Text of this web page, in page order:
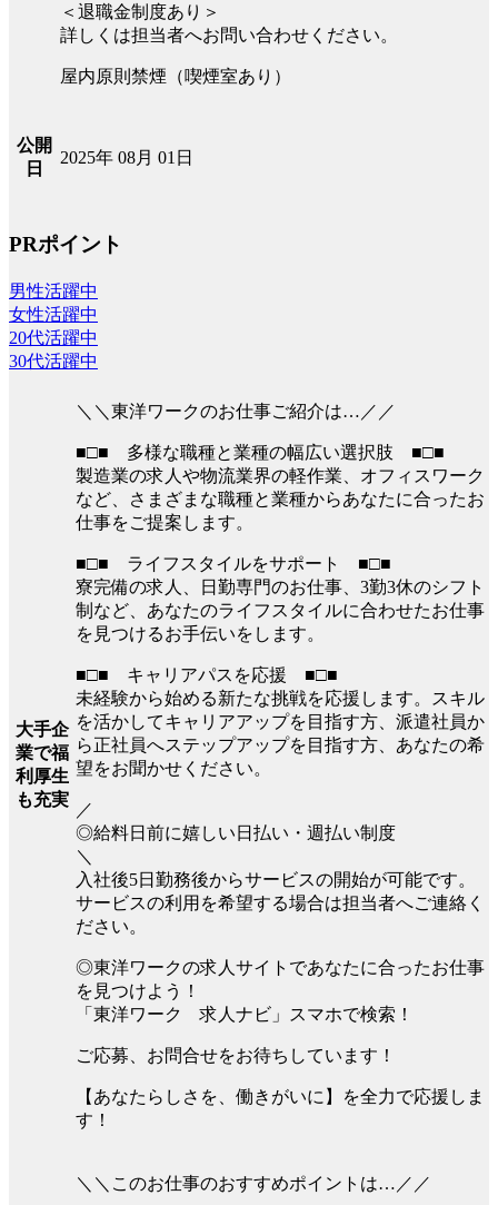
＜退職金制度あり＞
詳しくは担当者へお問い合わせください。
屋内原則禁煙（喫煙室あり）
公開
日
2025年 08月 01日
PRポイント
男性活躍中
女性活躍中
20代活躍中
30代活躍中
大手企
業で福
利厚生
も充実
＼＼東洋ワークのお仕事ご紹介は…／／
■□■ 多様な職種と業種の幅広い選択肢 ■□■
製造業の求人や物流業界の軽作業、オフィスワーク
など、さまざまな職種と業種からあなたに合ったお
仕事をご提案します。
■□■ ライフスタイルをサポート ■□■
寮完備の求人、日勤専門のお仕事、3勤3休のシフト
制など、あなたのライフスタイルに合わせたお仕事
を見つけるお手伝いをします。
■□■ キャリアパスを応援 ■□■
未経験から始める新たな挑戦を応援します。スキル
を活かしてキャリアアップを目指す方、派遣社員か
ら正社員へステップアップを目指す方、あなたの希
望をお聞かせください。
／
◎給料日前に嬉しい日払い・週払い制度
＼
入社後5日勤務後からサービスの開始が可能です。
サービスの利用を希望する場合は担当者へご連絡く
ださい。
◎東洋ワークの求人サイトであなたに合ったお仕事
を見つけよう！
「東洋ワーク 求人ナビ」スマホで検索！
ご応募、お問合せをお待ちしています！
【あなたらしさを、働きがいに】を全力で応援しま
す！
＼＼このお仕事のおすすめポイントは…／／